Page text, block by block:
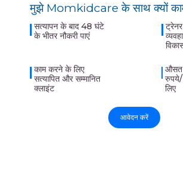
मुझे Momkidcare के साथ क्यों काम
सत्यापन के बाद 48 घंटे
के भीतर नौकरी पाएं
ट्रेनर
काम करने के लिए
सत्यापित और सम्मानित
क्लाइंट
औसत
लिए
आवेदन करें